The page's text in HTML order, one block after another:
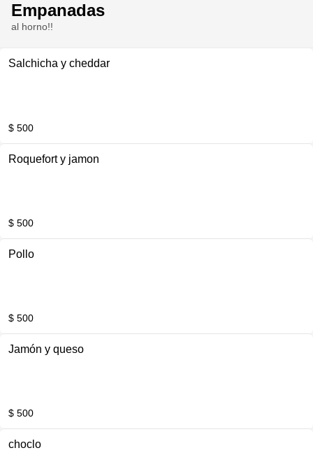
Empanadas
al horno!!
Salchicha y cheddar
$ 500
Roquefort y jamon
$ 500
Pollo
$ 500
Jamón y queso
$ 500
choclo